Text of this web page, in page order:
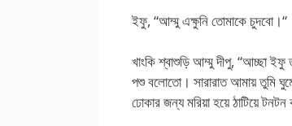
ইফু, “আম্মু এক্ষুনি তোমাকে চুদবো।“
খাংকি শ্বাশুড়ি আম্মু দীপু, “আচ্ছা
পশু বলোতো। সারারাত আমায় তুমি
ঢোকার জন্য মরিয়া হয়ে ঠাটিয়ে